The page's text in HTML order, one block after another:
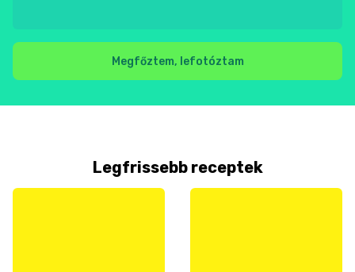
Megfőztem, lefotóztam
Legfrissebb receptek